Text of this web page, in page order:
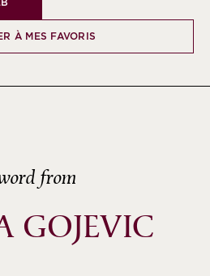
À MES FAVORIS
from
GOJEVIC